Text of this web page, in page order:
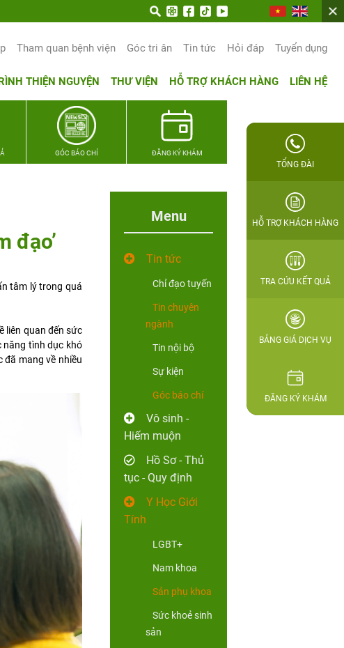
Tham quan bệnh viện Góc tri ân Tin tức Hỏi đáp Tuyển dụng
THIỆN NGUYỆN THƯ VIỆN HỖ TRỢ KHÁCH HÀNG LIÊN HỆ
GÓC BÁO CHÍ ĐĂNG KÝ KHÁM
đạo’
tâm lý trong quá
liên quan đến sức
năng tình dục khó
đã mang về nhiều
Menu
Tin tức
Chỉ đạo tuyến
Tin chuyên
ngành
Tin nội bộ
Sự kiện
Góc báo chí
Vô sinh -
Hiếm muộn
Hồ Sơ - Thủ
tục - Quy định
Y Học Giới
Tính
LGBT+
Nam khoa
Sản phụ khoa
Sức khoẻ sinh
sản
TỔNG ĐÀI
HỖ TRỢ KHÁCH HÀNG
TRA CỨU KẾT QUẢ
BẢNG GIÁ DỊCH VỤ
ĐĂNG KÝ KHÁM